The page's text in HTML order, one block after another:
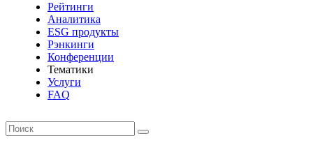
Рейтинги
Аналитика
ESG продукты
Рэнкинги
Конференции
Тематики
Услуги
FAQ